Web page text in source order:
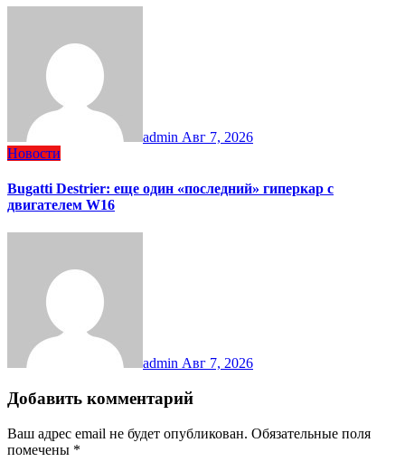
admin Авг 7, 2026
Новости
Bugatti Destrier: еще один «последний» гиперкар с
двигателем W16
admin Авг 7, 2026
Добавить комментарий
Ваш адрес email не будет опубликован. Обязательные поля
помечены *